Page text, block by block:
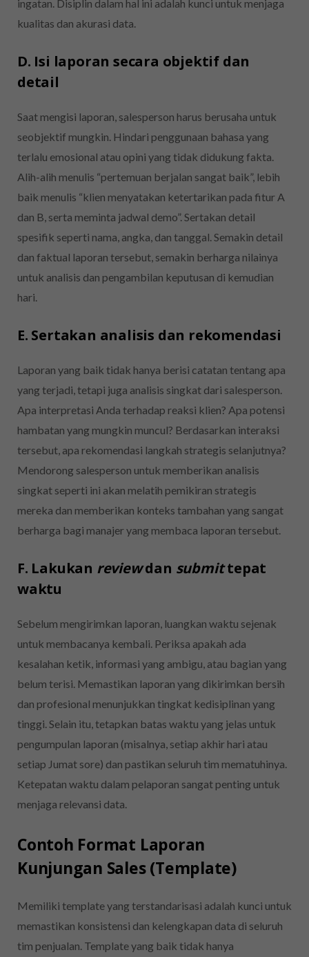
ingatan. Disiplin dalam hal ini adalah kunci untuk menjaga
kualitas dan akurasi data.
D. Isi laporan secara objektif dan
detail
Saat mengisi laporan, salesperson harus berusaha untuk
seobjektif mungkin. Hindari penggunaan bahasa yang
terlalu emosional atau opini yang tidak didukung fakta.
Alih-alih menulis “pertemuan berjalan sangat baik”, lebih
baik menulis “klien menyatakan ketertarikan pada fitur A
dan B, serta meminta jadwal demo”. Sertakan detail
spesifik seperti nama, angka, dan tanggal. Semakin detail
dan faktual laporan tersebut, semakin berharga nilainya
untuk analisis dan pengambilan keputusan di kemudian
hari.
E. Sertakan analisis dan rekomendasi
Laporan yang baik tidak hanya berisi catatan tentang apa
yang terjadi, tetapi juga analisis singkat dari salesperson.
Apa interpretasi Anda terhadap reaksi klien? Apa potensi
hambatan yang mungkin muncul? Berdasarkan interaksi
tersebut, apa rekomendasi langkah strategis selanjutnya?
Mendorong salesperson untuk memberikan analisis
singkat seperti ini akan melatih pemikiran strategis
mereka dan memberikan konteks tambahan yang sangat
berharga bagi manajer yang membaca laporan tersebut.
F. Lakukan reviewdan submittepat
waktu
Sebelum mengirimkan laporan, luangkan waktu sejenak
untuk membacanya kembali. Periksa apakah ada
kesalahan ketik, informasi yang ambigu, atau bagian yang
belum terisi. Memastikan laporan yang dikirimkan bersih
dan profesional menunjukkan tingkat kedisiplinan yang
tinggi. Selain itu, tetapkan batas waktu yang jelas untuk
pengumpulan laporan (misalnya, setiap akhir hari atau
setiap Jumat sore) dan pastikan seluruh tim mematuhinya.
Ketepatan waktu dalam pelaporan sangat penting untuk
menjaga relevansi data.
Contoh Format Laporan
Kunjungan Sales (Template)
Memiliki template yang terstandarisasi adalah kunci untuk
memastikan konsistensi dan kelengkapan data di seluruh
tim penjualan. Template yang baik tidak hanya